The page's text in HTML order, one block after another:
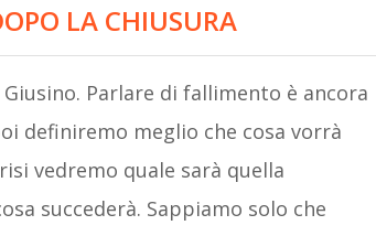
LA CHIUSURA
Parlare di fallimento è ancora
definiremo meglio che cosa vorrà
vedremo quale sarà quella
succederà. Sappiamo solo che